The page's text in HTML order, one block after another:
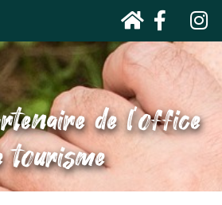
de l’office
tourisme